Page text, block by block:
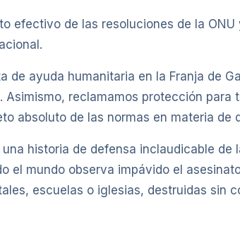
efectivo de las resoluciones de la
de ayuda humanitaria en la Franja de
reclamamos protección para
absoluto de las normas en materia de
historia de defensa inclaudicable
el mundo observa impávido el
escuelas o iglesias, destruidas sin